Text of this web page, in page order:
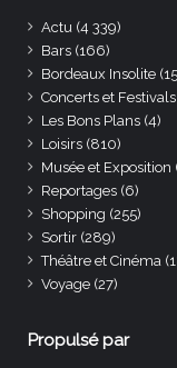
Actu (4 339)
Bars (166)
Bordeaux Insolite
Concerts et Festivals
Les Bons Plans (4)
Loisirs (810)
Musée et Exposition
Reportages (6)
Shopping (255)
Sortir (289)
Théâtre et Cinéma
Voyage (27)
Propulsé par